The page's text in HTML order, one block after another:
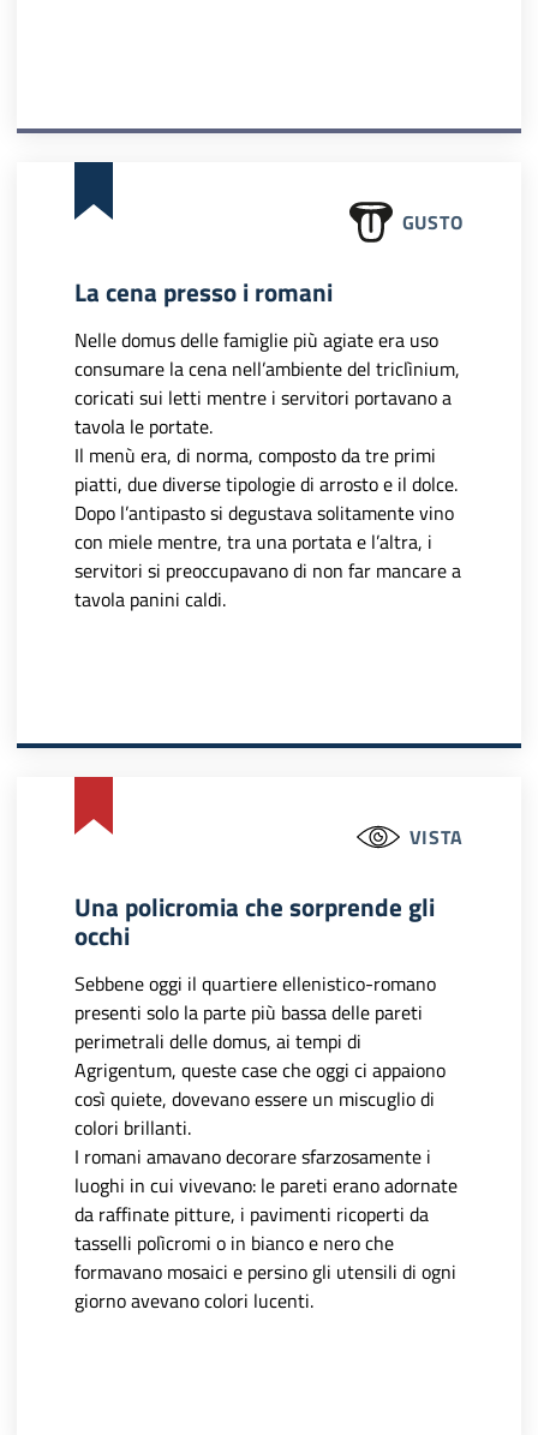
GUSTO
La cena presso i romani
Nelle domus delle famiglie più agiate era uso
consumare la cena nell’ambiente del triclìnium,
coricati sui letti mentre i servitori portavano a
tavola le portate.
Il menù era, di norma, composto da tre primi
piatti, due diverse tipologie di arrosto e il dolce.
Dopo l’antipasto si degustava solitamente vino
con miele mentre, tra una portata e l’altra, i
servitori si preoccupavano di non far mancare a
tavola panini caldi.
VISTA
Una policromia che sorprende gli
occhi
Sebbene oggi il quartiere ellenistico-romano
presenti solo la parte più bassa delle pareti
perimetrali delle domus, ai tempi di
Agrigentum, queste case che oggi ci appaiono
così quiete, dovevano essere un miscuglio di
colori brillanti.
I romani amavano decorare sfarzosamente i
luoghi in cui vivevano: le pareti erano adornate
da raffinate pitture, i pavimenti ricoperti da
tasselli polìcromi o in bianco e nero che
formavano mosaici e persino gli utensili di ogni
giorno avevano colori lucenti.